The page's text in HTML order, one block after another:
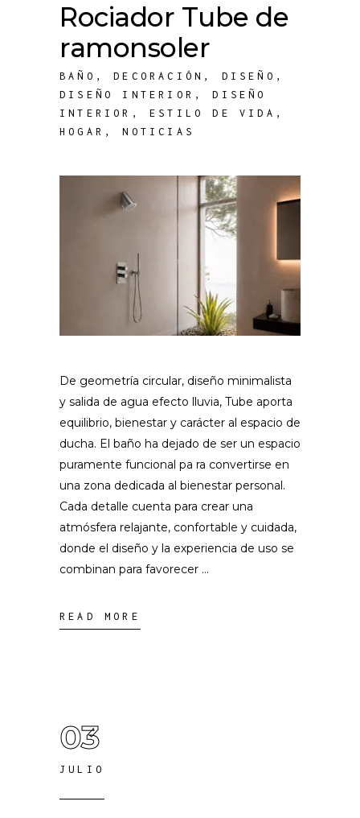
Rociador Tube de
ramonsoler
BAÑO ,DECORACIÓN , DISEÑO ,
DISEÑO INTERIOR ,DISEÑO
INTERIOR ,ESTILO DE VIDA ,
HOGAR ,NOTICIAS
De geometría circular, diseño minimalista
y salida de agua efecto lluvia, Tube aporta
equilibrio, bienestar y carácter al espacio de
ducha. El baño ha dejado de ser un espacio
puramente funcional pa ra convertirse en
una zona dedicada al bienestar personal.
Cada detalle cuenta para crear una
atmósfera relajante, confortable y cuidada,
donde el diseño y la experiencia de uso se
combinan para favorecer
READ MORE
03
JULIO